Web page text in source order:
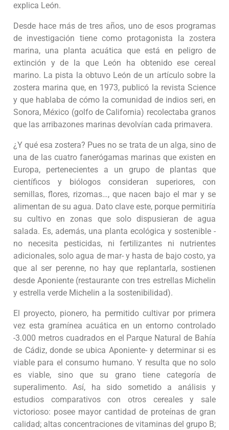
explica León.
Desde hace más de tres años, uno de esos programas
de investigación tiene como protagonista la zostera
marina, una planta acuática que está en peligro de
extinción y de la que León ha obtenido ese cereal
marino. La pista la obtuvo León de un artículo sobre la
zostera marina que, en 1973, publicó la revista Science
y que hablaba de cómo la comunidad de indios seri, en
Sonora, México (golfo de California) recolectaba granos
que las arribazones marinas devolvían cada primavera.
¿Y qué esa zostera? Pues no se trata de un alga, sino de
una de las cuatro fanerógamas marinas que existen en
Europa, pertenecientes a un grupo de plantas que
científicos y biólogos consideran superiores, con
semillas, flores, rizomas…, que nacen bajo el mar y se
alimentan de su agua. Dato clave este, porque permitiría
su cultivo en zonas que solo dispusieran de agua
salada. Es, además, una planta ecológica y sostenible -
no necesita pesticidas, ni fertilizantes ni nutrientes
adicionales, solo agua de mar- y hasta de bajo costo, ya
que al ser perenne, no hay que replantarla, sostienen
desde Aponiente (restaurante con tres estrellas Michelin
y estrella verde Michelin a la sostenibilidad).
El proyecto, pionero, ha permitido cultivar por primera
vez esta gramínea acuática en un entorno controlado
-3.000 metros cuadrados en el Parque Natural de Bahía
de Cádiz, donde se ubica Aponiente- y determinar si es
viable para el consumo humano. Y resulta que no solo
es viable, sino que su grano tiene categoría de
superalimento. Así, ha sido sometido a análisis y
estudios comparativos con otros cereales y sale
victorioso: posee mayor cantidad de proteínas de gran
calidad; altas concentraciones de vitaminas del grupo B;